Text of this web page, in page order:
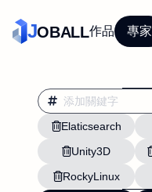
JOBALL作品 專家
Elaticsearch
Unity3D
RockyLinux